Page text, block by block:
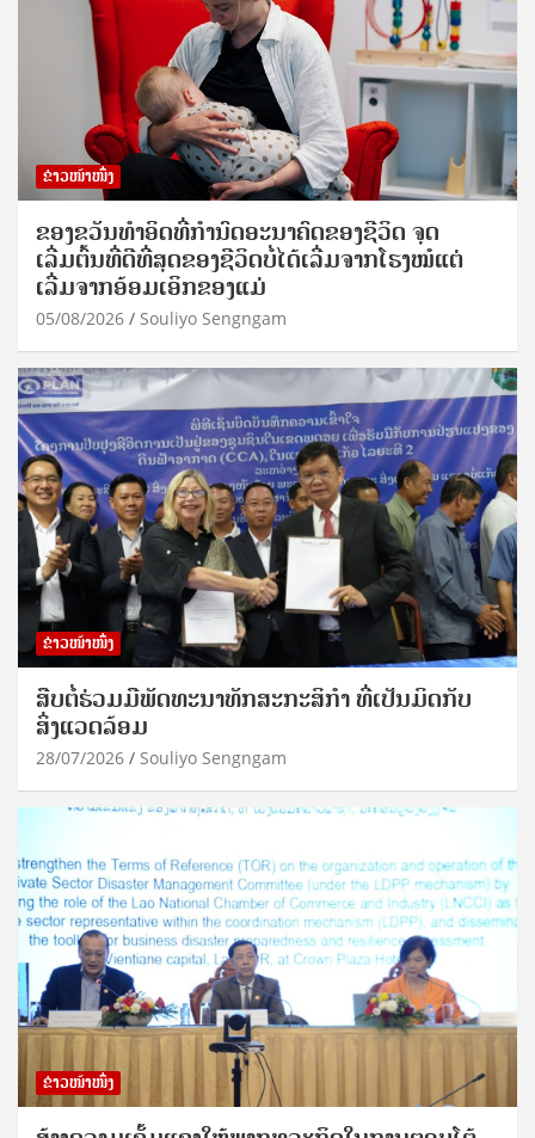
ຂ່າວໜ້າໜຶ່ງ
ຂອງຂວັນທໍາອິດທີ່ກໍານົດອະນາຄົດຂອງຊີວິດ ຈຸດ
ເລີ່ມຕົ້ນທີ່ດີທີ່ສຸດຂອງຊີວິດບໍ່ໄດ້ເລີ່ມຈາກໂຮງໝໍແຕ່
ເລີ່ມຈາກອ້ອມເອິກຂອງແມ່
05/08/2026 Souliyo Sengngam
ຂ່າວໜ້າໜຶ່ງ
ສືບຕໍ່ຮ່ວມມືພັດທະນາທັກສະກະສິກຳ ທີ່ເປັນມິດກັບ
ສິ່ງແວດລ້ອມ
28/07/2026 Souliyo Sengngam
ຂ່າວໜ້າໜຶ່ງ